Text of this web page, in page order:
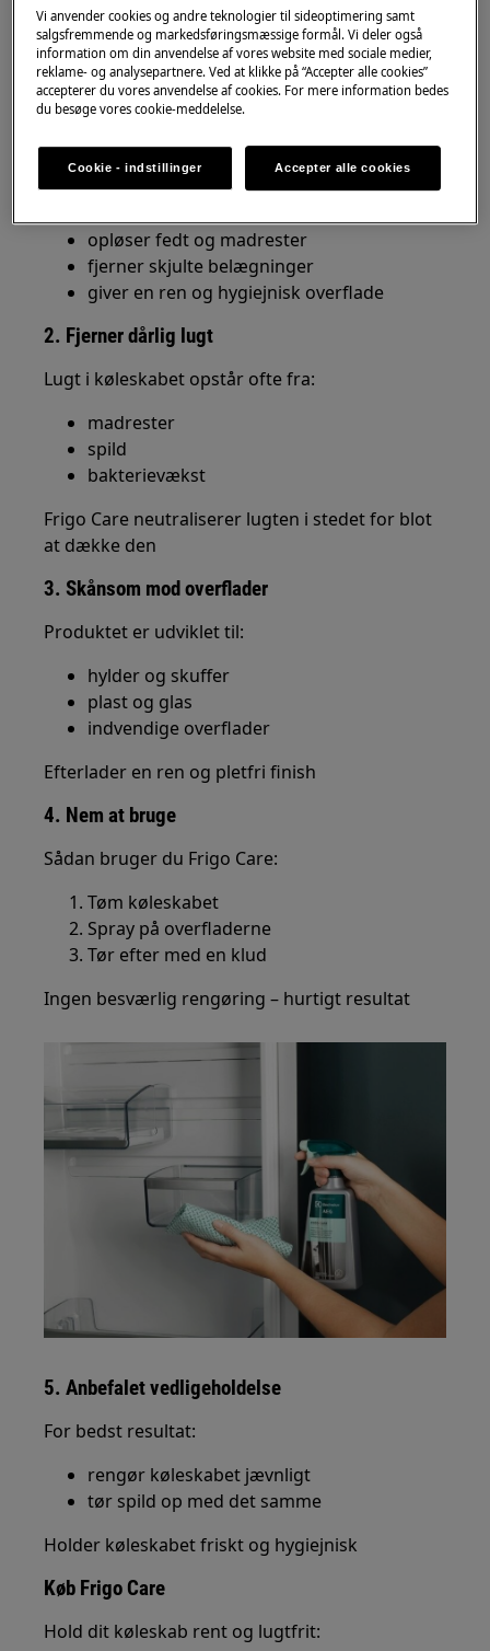
Fordele:
neutraliserer lugt
rengør i dybden
fjerner pletter effektivt
1. Effektiv rengøring
Frigo Care:
opløser fedt og madrester
fjerner skjulte belægninger
giver en ren og hygiejnisk overflade
2. Fjerner dårlig lugt
Lugt i køleskabet opstår ofte fra:
madrester
spild
bakterievækst
Frigo Care neutraliserer lugten i stedet for blot
at dække den
3. Skånsom mod overflader
Produktet er udviklet til:
hylder og skuffer
plast og glas
indvendige overflader
Efterlader en ren og pletfri finish
4. Nem at bruge
Sådan bruger du Frigo Care:
Tøm køleskabet
Spray på overfladerne
Tør efter med en klud
Ingen besværlig rengøring – hurtigt resultat
5. Anbefalet vedligeholdelse
For bedst resultat:
rengør køleskabet jævnligt
tør spild op med det samme
Holder køleskabet friskt og hygiejnisk
Køb Frigo Care
Hold dit køleskab rent og lugtfrit:
Vi anvender cookies og andre teknologier til sideoptimering samt
salgsfremmende og markedsføringsmæssige formål. Vi deler også
information om din anvendelse af vores website med sociale medier,
reklame- og analysepartnere. Ved at klikke på “Accepter alle cookies”
accepterer du vores anvendelse af cookies. For mere information bedes
du besøge vores cookie-meddelelse.
Cookie - indstillinger Accepter alle cookies